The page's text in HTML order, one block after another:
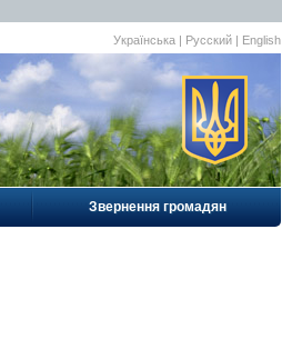
Українська | Русский | English
Звернення громадян